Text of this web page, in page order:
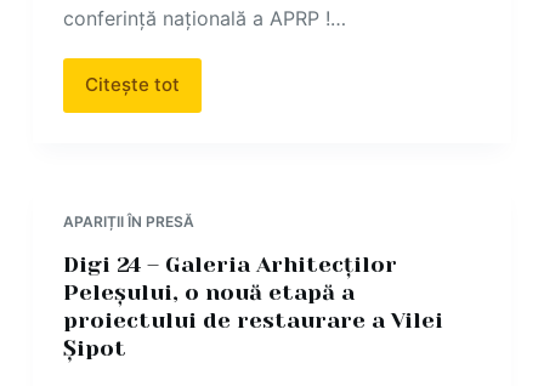
conferință națională a APRP !…
Citește tot
APARIȚII ÎN PRESĂ
Digi 24 – Galeria Arhitecților
Peleșului, o nouă etapă a
proiectului de restaurare a Vilei
Șipot